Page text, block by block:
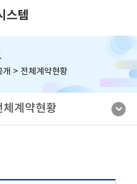
스템
개 > 전체계약현황
체계약현황